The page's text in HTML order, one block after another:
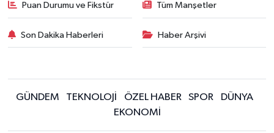
Puan Durumu ve Fikstür Tüm Manşetler
Son Dakika Haberleri Haber Arşivi
GÜNDEM TEKNOLOJİ ÖZEL HABER SPOR
DÜNYA
EKONOMİ